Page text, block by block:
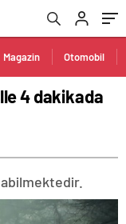
Magazin Otomobil
4 dakikada